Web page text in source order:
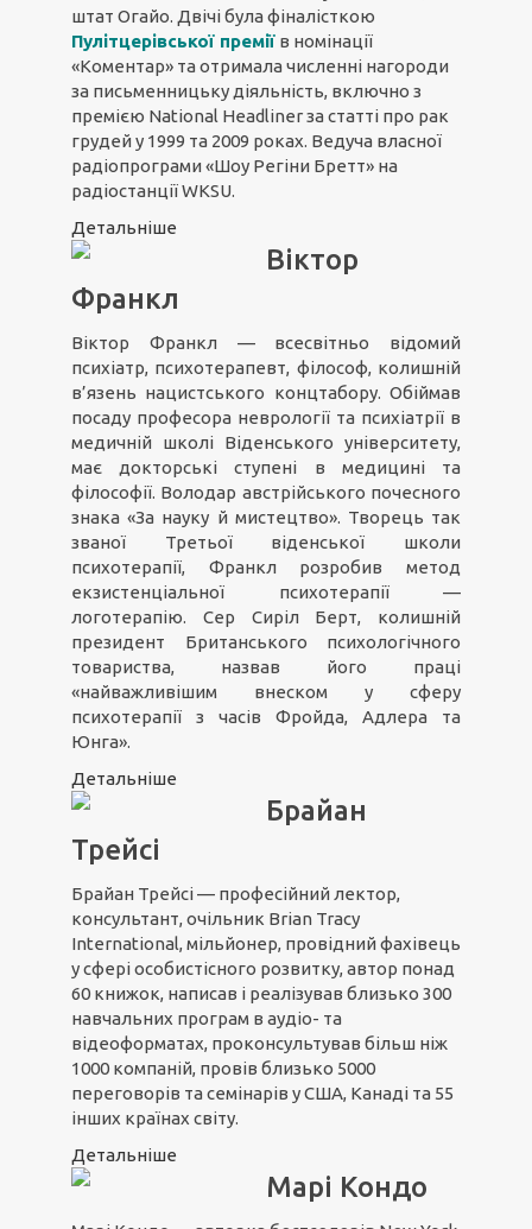
штат Огайо. Двічі була фіналісткою
Пулітцерівської премії в номінації
«Коментар» та отримала численні нагороди
за письменницьку діяльність, включно з
премією National Headliner за статті про рак
грудей у 1999 та 2009 роках. Ведуча власної
радіопрограми «Шоу Регіни Бретт» на
радіостанції WKSU.
Детальніше
Віктор
Франкл
Віктор Франкл — всесвітньо відомий
психіатр, психотерапевт, філософ, колишній
в’язень нацистського концтабору. Обіймав
посаду професора неврології та психіатрії в
медичній школі Віденського університету,
має докторські ступені в медицині та
філософії. Володар австрійського почесного
знака «За науку й мистецтво». Творець так
званої Третьої віденської школи
психотерапії, Франкл розробив метод
екзистенціальної психотерапії —
логотерапію. Сер Сиріл Берт, колишній
президент Британського психологічного
товариства, назвав його праці
«найважливішим внеском у сферу
психотерапії з часів Фройда, Адлера та
Юнга».
Детальніше
Брайан
Трейсі
Брайан Трейсі — професійний лектор,
консультант, очільник Brian Tracy
International, мільйонер, провідний фахівець
у сфері особистісного розвитку, автор понад
60 книжок, написав і реалізував близько 300
навчальних програм в аудіо- та
відеоформатах, проконсультував більш ніж
1000 компаній, провів близько 5000
переговорів та семінарів у США, Канаді та 55
інших країнах світу.
Детальніше
Марі Кондо